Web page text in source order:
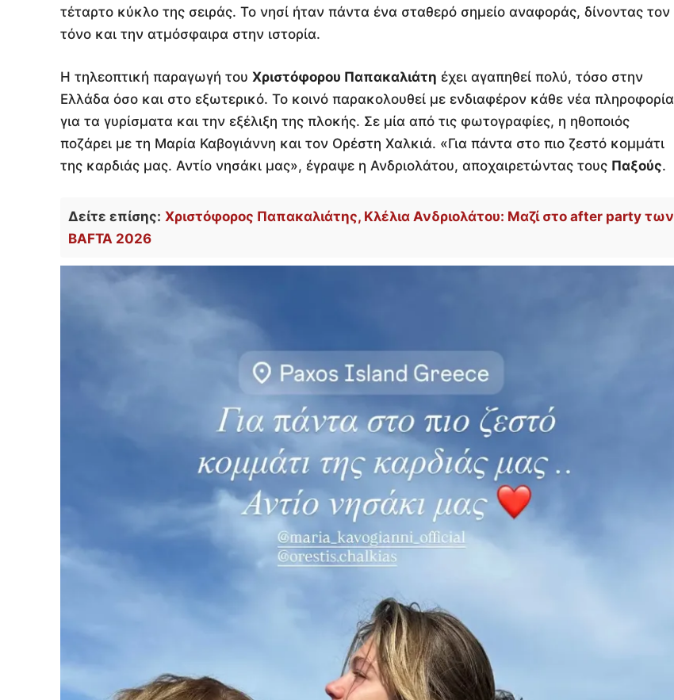
τέταρτο κύκλο της σειράς. Το νησί ήταν πάντα ένα σταθερό σημείο αναφοράς, δίνοντας τον
τόνο και την ατμόσφαιρα στην ιστορία.
Η τηλεοπτική παραγωγή του Χριστόφορου Παπακαλιάτη έχει αγαπηθεί πολύ, τόσο στην
Ελλάδα όσο και στο εξωτερικό. Το κοινό παρακολουθεί με ενδιαφέρον κάθε νέα πληροφορία
για τα γυρίσματα και την εξέλιξη της πλοκής. Σε μία από τις φωτογραφίες, η ηθοποιός
ποζάρει με τη Μαρία Καβογιάννη και τον Ορέστη Χαλκιά. «Για πάντα στο πιο ζεστό κομμάτι
της καρδιάς μας. Αντίο νησάκι μας», έγραψε η Ανδριολάτου, αποχαιρετώντας τους Παξούς.
Δείτε επίσης: Χριστόφορος Παπακαλιάτης, Κλέλια Ανδριολάτου: Μαζί στο after party των
BAFTA 2026